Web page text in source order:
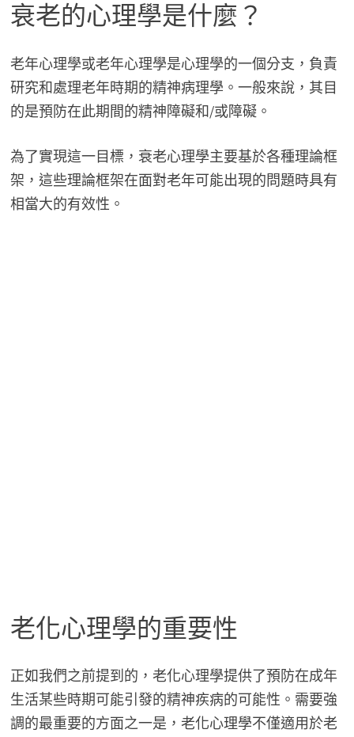
衰老的心理學是什麼？
老年心理學或老年心理學是心理學的一個分支，負責
研究和處理老年時期的精神病理學。一般來說，其目
的是預防在此期間的精神障礙和/或障礙。
為了實現這一目標，衰老心理學主要基於各種理論框
架，這些理論框架在面對老年可能出現的問題時具有
相當大的有效性。
老化心理學的重要性
正如我們之前提到的，老化心理學提供了預防在成年
生活某些時期可能引發的精神疾病的可能性。需要強
調的最重要的方面之一是，老化心理學不僅適用於老